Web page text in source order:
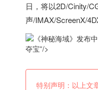
日，将以2D/Cinity/
声/IMAX/ScreenX/
夺宝”/>
特别声明：以上文